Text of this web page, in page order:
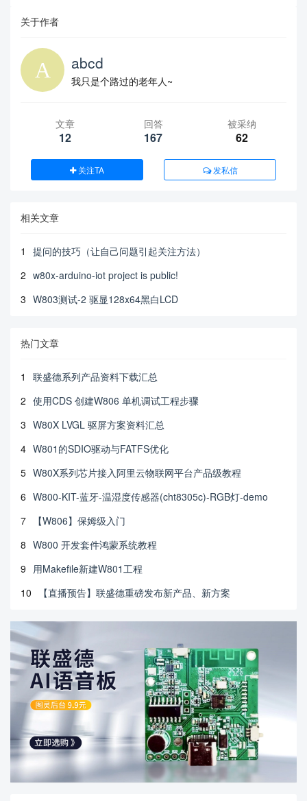
关于作者
abcd
我只是个路过的老年人~
文章
12
回答
167
被采纳
62
关注TA 发私信
相关文章
1
提问的技巧（让自己问题引起关注方法）
2 w80x-arduino-iot project is public!
3 W803测试-2 驱显128x64黑白LCD
热门文章
1
联盛德系列产品资料下载汇总
2 使用CDS 创建W806 单机调试工程步骤
3 W80X LVGL 驱屏方案资料汇总
4 W801的SDIO驱动与FATFS优化
5 W80X系列芯片接入阿里云物联网平台产品级教程
6 W800-KIT-蓝牙-温湿度传感器(cht8305c)-RGB灯-demo
7
【W806】保姆级入门
8 W800 开发套件鸿蒙系统教程
9
用Makefile新建W801工程
10
【直播预告】联盛德重磅发布新产品、新方案